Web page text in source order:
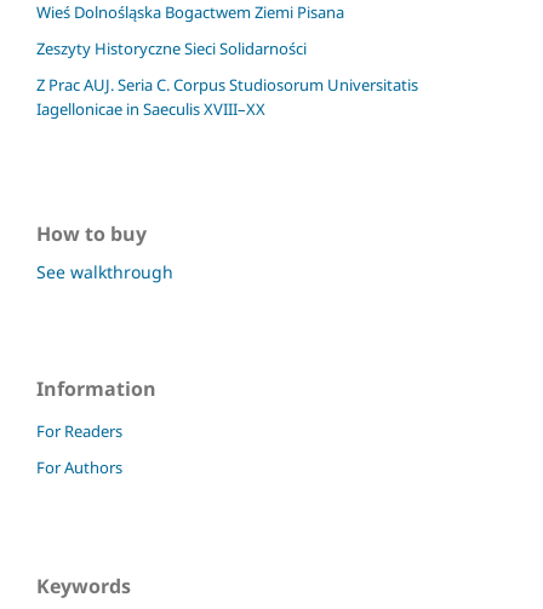
Wieś Dolnośląska Bogactwem Ziemi Pisana
Zeszyty Historyczne Sieci Solidarności
Z Prac AUJ. Seria C. Corpus Studiosorum Universitatis
Iagellonicae in Saeculis XVIII–XX
How to buy
See walkthrough
Information
For Readers
For Authors
Keywords